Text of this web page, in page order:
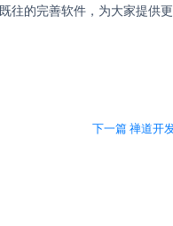
往的完善软件，为大家提供
下一篇 禅道开